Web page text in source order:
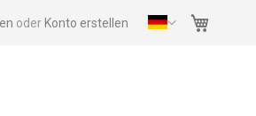
Konto erstellen